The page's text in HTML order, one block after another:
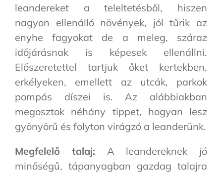
leandereket a teleltetésből, hiszen
nagyon ellenálló növények, jól tűrik az
enyhe fagyokat de a meleg, száraz
időjárásnak is képesek ellenállni.
Előszeretettel tartjuk őket kertekben,
erkélyeken, emellett az utcák, parkok
pompás díszei is. Az alábbiakban
megosztok néhány tippet, hogyan lesz
gyönyörű és folyton virágzó a leanderünk.
Megfelelő talaj: A leandereknek jó
minőségű, tápanyagban gazdag talajra